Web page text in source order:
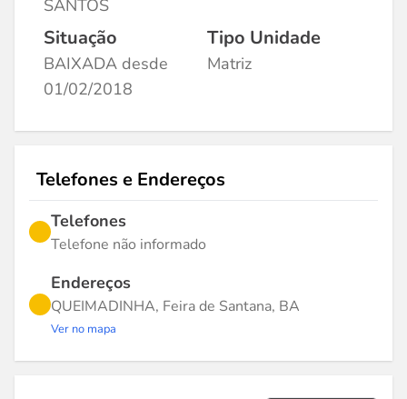
SANTOS
Situação
BAIXADA desde
01/02/2018
Tipo Unidade
Matriz
Telefones e Endereços
Telefones
Telefone não informado
Endereços
QUEIMADINHA, Feira de Santana, BA
Ver no mapa